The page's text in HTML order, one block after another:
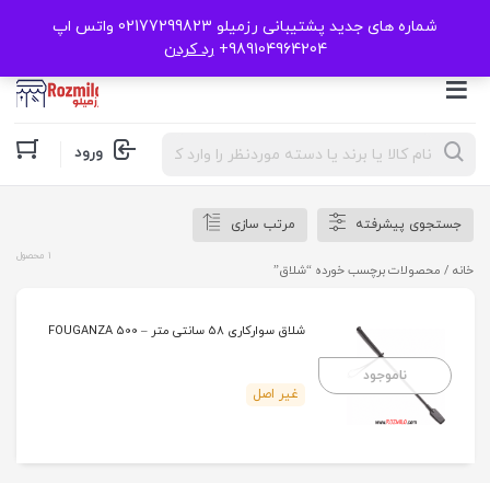
شماره های جدید پشتیبانی رزمیلو 02177299823 واتس اپ
989104964204+
رد کردن
Products
search ورود
جستجوی پیشرفته مرتب سازی
خانه / محصولات برچسب خورده “شلاق”
1 محصول
ناموجود
شلاق سوارکاری 58 سانتی متر – 500 FOUGANZA
غیر اصل